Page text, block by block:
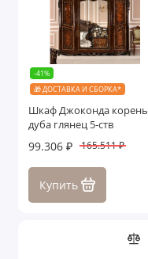
-41%
🎁 ДОСТАВКА И СБОРКА*
Шкаф Джоконда корень
дуба глянец 5-ств
99.306 ₽ 165.511 ₽
Купить